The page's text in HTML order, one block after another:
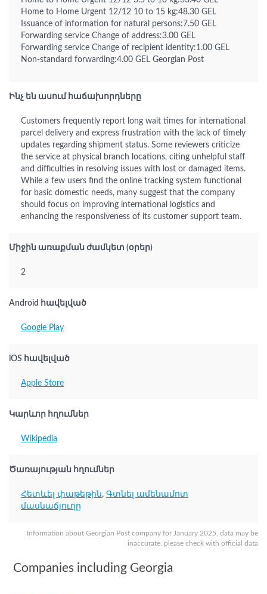
Information about Georgian Post company for January 2025, data may be
inaccurate, please check with official data
Home to Home Urgent 12/12 10 to 15 kg:48.30 GEL
Issuance of information for natural persons:7.50 GEL
Forwarding service Change of address:3.00 GEL
Forwarding service Change of recipient identity:1.00 GEL
Non-standard forwarding:4.00 GEL Georgian Post
Ինչ են ասում հաճախորդները
Customers frequently report long wait times for international
parcel delivery and express frustration with the lack of timely
updates regarding shipment status. Some reviewers criticize
the service at physical branch locations, citing unhelpful staff
and difficulties in resolving issues with lost or damaged items.
While a few users find the online tracking system functional
for basic domestic needs, many suggest that the company
should focus on improving international logistics and
enhancing the responsiveness of its customer support team.
Միջին առաքման ժամկետ (օրեր)
2
Android հավելված
Google Play
iOS հավելված
Apple Store
Կարևոր հղումներ
Wikipedia
Ծառայության հղումներ
Հետևել փաթեթին, Գտնել ամենամոտ
մասնաճյուղը
Companies including Georgia